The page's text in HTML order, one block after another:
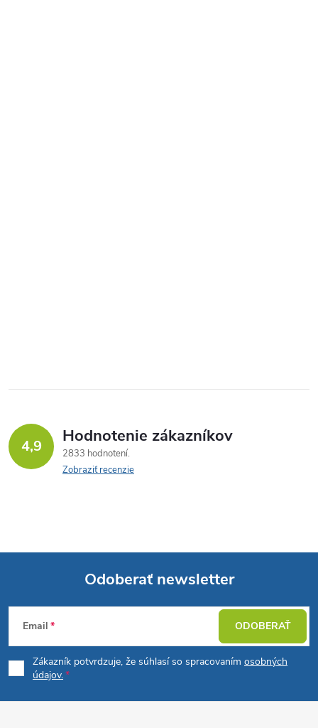
4,9 Hodnotenie zákazníkov
2833 hodnotení
Zobraziť recenzie
Z
á
p
Odoberať newsletter
Email
Zákazník potvrdzuje, že súhlasí so spracovaním osobných
údajov.
ODOBERAŤ